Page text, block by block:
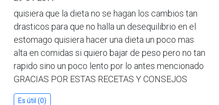
quisiera que la dieta no se hagan los cambios tan
drasticos para que no halla un desequilibrio en el
estomago quisiera hacer una dieta un poco mas
alta en comidas si quiero bajar de peso pero no tan
rapido sino un poco lento por lo antes mencionado
GRACIAS POR ESTAS RECETAS Y CONSEJOS
Es útil (0)